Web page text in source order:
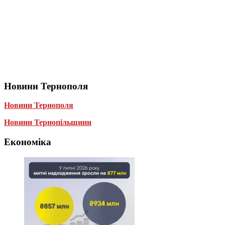
Новини Тернополя
Новини Тернополя
Новини Тернопільщини
Економіка